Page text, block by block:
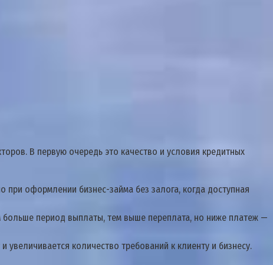
В первую очередь это качество и условия кредитных
оформлении бизнес-займа без залога, когда доступная
период выплаты, тем выше переплата, но ниже платеж —
количество требований к клиенту и бизнесу.